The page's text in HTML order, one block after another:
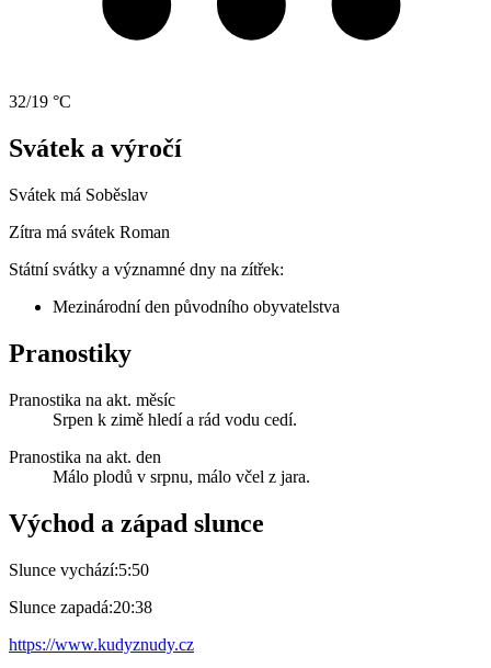
32/19 °C
Svátek a výročí
Svátek má Soběslav
Zítra má svátek Roman
Státní svátky a významné dny na zítřek:
Mezinárodní den původního obyvatelstva
Pranostiky
Pranostika na akt. měsíc
Srpen k zimě hledí a rád vodu cedí.
Pranostika na akt. den
Málo plodů v srpnu, málo včel z jara.
Východ a západ slunce
Slunce vychází:5:50
Slunce zapadá:20:38
https://www.kudyznudy.cz